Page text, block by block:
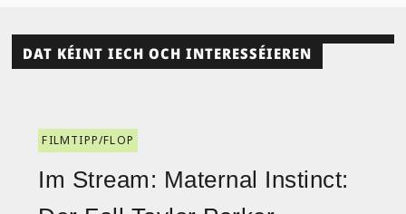
DAT KÉINT IECH OCH INTERESSÉIEREN
FILMTIPP/FLOP
Im Stream: Maternal Instinct: